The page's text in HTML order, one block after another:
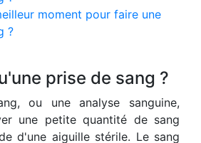
moment pour faire une
?
prise de sang ?
ou une analyse sanguine,
une petite quantité de sang
d'une aiguille stérile. Le sang